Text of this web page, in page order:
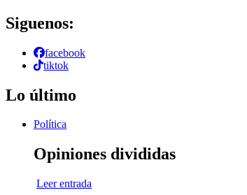
Siguenos:
facebook
tiktok
Lo último
Política
Opiniones divididas
Leer entrada